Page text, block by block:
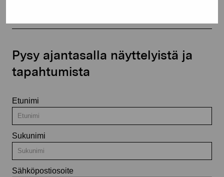
Pysy ajantasalla näyttelyistä ja
tapahtumista
Etunimi
Sukunimi
Sähköpostiosoite